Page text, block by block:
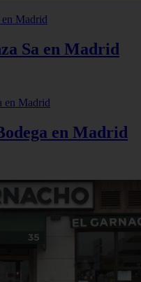
Sa en Madrid
en Madrid